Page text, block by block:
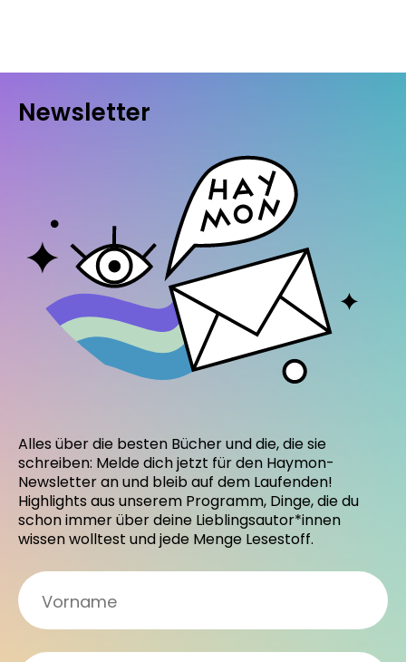
Newsletter
Alles über die besten Bücher und die, die sie
schreiben: Melde dich jetzt für den Haymon-
Newsletter an und bleib auf dem Laufenden!
Highlights aus unserem Programm, Dinge, die du
schon immer über deine Lieblingsautor*innen
wissen wolltest und jede Menge Lesestoff.